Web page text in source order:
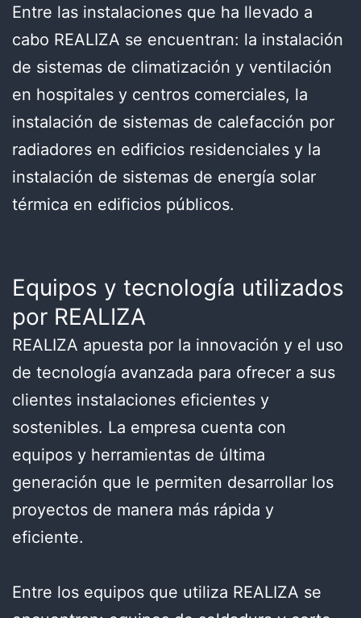
Entre las instalaciones que ha llevado a
cabo REALIZA se encuentran: la instalación
de sistemas de climatización y ventilación
en hospitales y centros comerciales, la
instalación de sistemas de calefacción por
radiadores en edificios residenciales y la
instalación de sistemas de energía solar
térmica en edificios públicos.
Equipos y tecnología utilizados
por REALIZA
REALIZA apuesta por la innovación y el uso
de tecnología avanzada para ofrecer a sus
clientes instalaciones eficientes y
sostenibles. La empresa cuenta con
equipos y herramientas de última
generación que le permiten desarrollar los
proyectos de manera más rápida y
eficiente.
Entre los equipos que utiliza REALIZA se